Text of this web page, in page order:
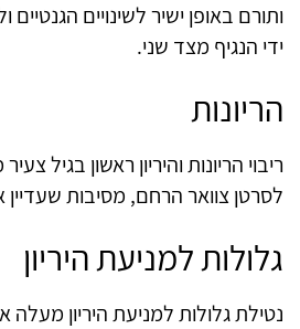
ותורם באופן ישיר לשינויים
ידי הנגיף מצד שני.
הריונות
ריבוי הריונות והיריון ראשון בגיל
לסרטן צוואר הרחם, מסיבות שעדיין
גלולות למניעת היריון
נטילת גלולות למניעת היריון